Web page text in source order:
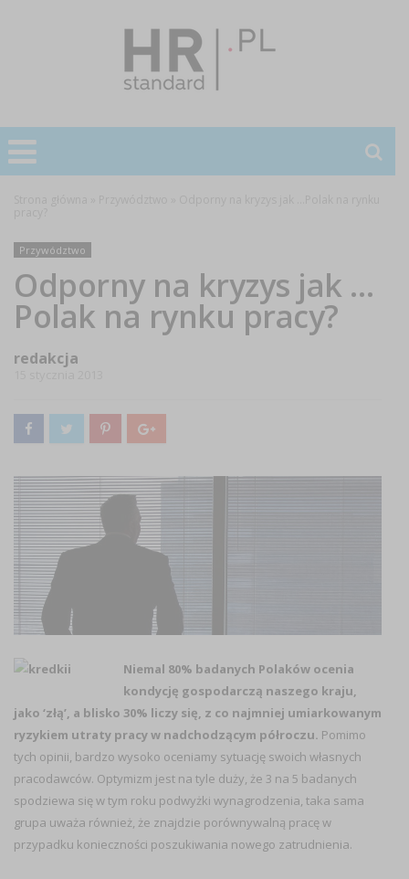
Przywództwo
Odporny na kryzys jak …
Polak na rynku pracy?
redakcja
Niemal 80% badanych Polaków ocenia
kondycję gospodarczą naszego kraju,
jako ‘złą’, a blisko 30% liczy się, z co najmniej umiarkowanym
ryzykiem utraty pracy w nadchodzącym półroczu. Pomimo
tych opinii, bardzo wysoko oceniamy sytuację swoich własnych
pracodawców. Optymizm jest na tyle duży, że 3 na 5 badanych
spodziewa się w tym roku podwyżki wynagrodzenia, taka sama
grupa uważa również, że znajdzie porównywalną pracę w
przypadku konieczności poszukiwania nowego zatrudnienia.